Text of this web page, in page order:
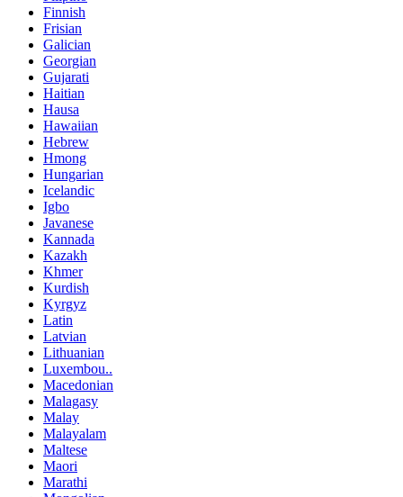
Finnish
Frisian
Galician
Georgian
Gujarati
Haitian
Hausa
Hawaiian
Hebrew
Hmong
Hungarian
Icelandic
Igbo
Javanese
Kannada
Kazakh
Khmer
Kurdish
Kyrgyz
Latin
Latvian
Lithuanian
Luxembou..
Macedonian
Malagasy
Malay
Malayalam
Maltese
Maori
Marathi